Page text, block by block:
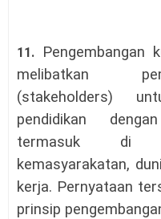
11.
Pengembangan
melibatkan
(stakeholders)
pendidikan
termasuk di
kemasyarakatan,
kerja. Pernyataan
prinsip